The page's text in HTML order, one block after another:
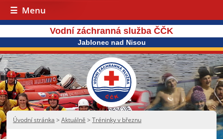
Menu
Vodní záchranná služba ČČK
Jablonec nad Nisou
Úvodní stránka >Aktuálně >Tréninky v březnu